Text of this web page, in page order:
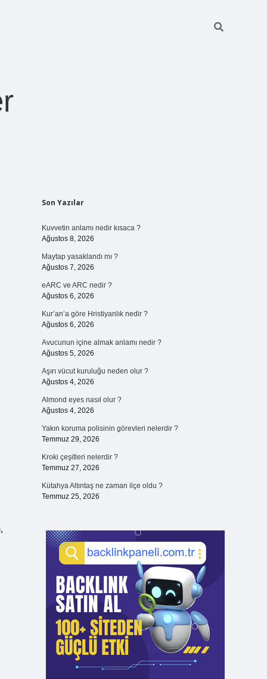
Sidebar
Son Yazılar
Kuvvetin anlamı nedir kısaca ?
Ağustos 8, 2026
Maytap yasaklandı mı ?
Ağustos 7, 2026
eARC ve ARC nedir ?
Ağustos 6, 2026
Kur’an’a göre Hristiyanlık nedir ?
Ağustos 6, 2026
Avucunun içine almak anlamı nedir ?
Ağustos 5, 2026
Aşırı vücut kuruluğu neden olur ?
Ağustos 4, 2026
Almond eyes nasıl olur ?
Ağustos 4, 2026
Yakın koruma polisinin görevleri nelerdir ?
Temmuz 29, 2026
Kroki çeşitleri nelerdir ?
Temmuz 27, 2026
Kütahya Altıntaş ne zaman ilçe oldu ?
Temmuz 25, 2026